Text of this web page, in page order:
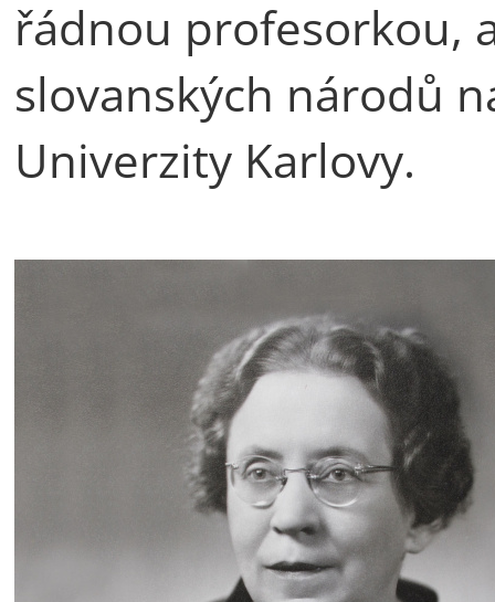
řádnou profesorkou,
slovanských národů
Univerzity Karlovy.